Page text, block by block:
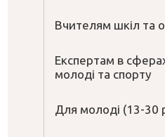
Вчителям шкіл та
Експертам в
молоді та спорту
Для молоді (13-30